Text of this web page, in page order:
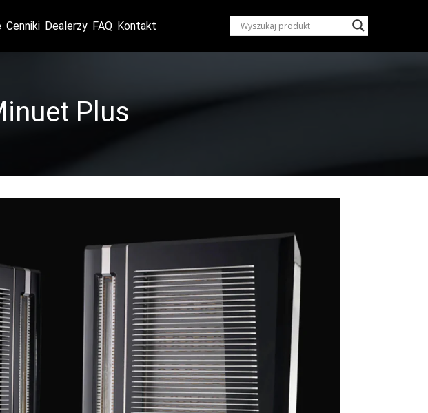
Cenniki Dealerzy FAQ Kontakt
Plus